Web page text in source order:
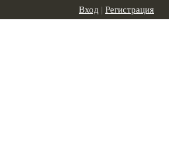
Вход | Регистрация